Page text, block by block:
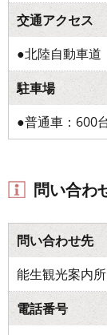
交通アクセス
●北陸自動車道
駐車場
●普通車：600
問い合わ
問い合わせ先
能生観光案内所
電話番号